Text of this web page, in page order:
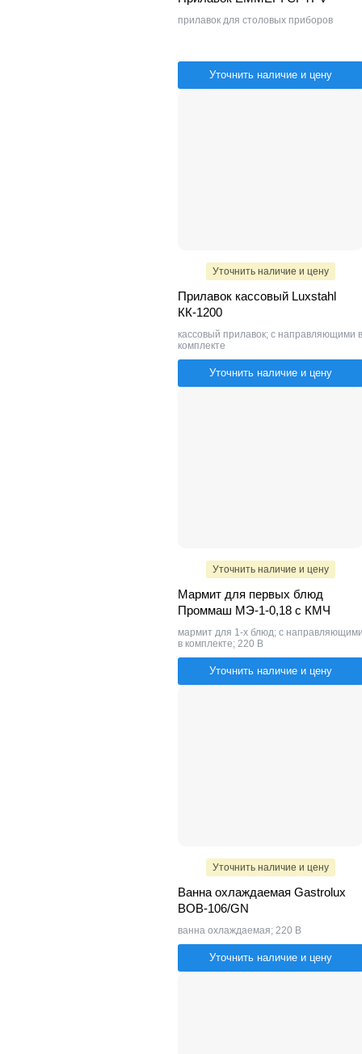
прилавок для столовых приборов
Уточнить наличие и цену
Уточнить наличие и цену
Прилавок кассовый Luxstahl
КК-1200
кассовый прилавок; с направляющими в
комплекте
Уточнить наличие и цену
Уточнить наличие и цену
Мармит для первых блюд
Проммаш МЭ-1-0,18 с КМЧ
мармит для 1-х блюд; с
в комплекте; 220 В
Уточнить наличие и цену
Уточнить наличие и цену
Ванна охлаждаемая Gastrolux
ВОВ-106/GN
ванна охлаждаемая; 220 В
Уточнить наличие и цену